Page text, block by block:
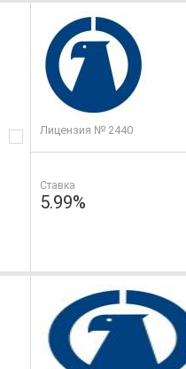
Лицензия № 2440
Ставка
5.99%